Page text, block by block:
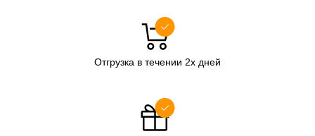
Отгрузка в течении 2х дней